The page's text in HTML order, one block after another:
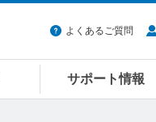
よくあるご質問
サポート情報